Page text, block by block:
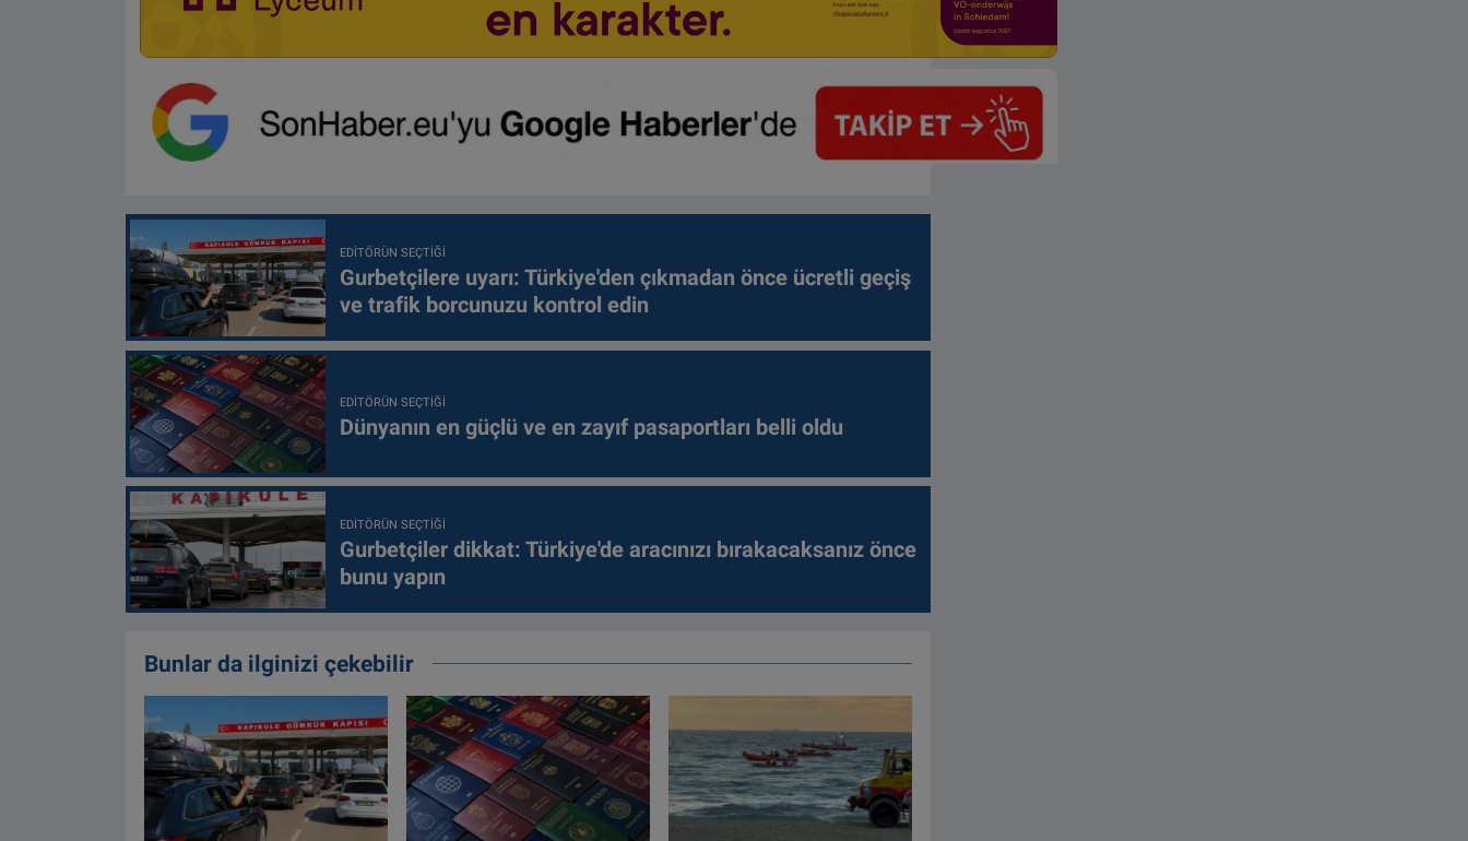
EDITÖRÜN SEÇTIĞI
Gurbetçilere uyarı: Türkiye'den çıkmadan önce ücretli geçiş
ve trafik borcunuzu kontrol edin
EDITÖRÜN SEÇTIĞI
Dünyanın en güçlü ve en zayıf pasaportları belli oldu
EDITÖRÜN SEÇTIĞI
Gurbetçiler dikkat: Türkiye'de aracınızı bırakacaksanız önce
bunu yapın
Bunlar da ilginizi çekebilir